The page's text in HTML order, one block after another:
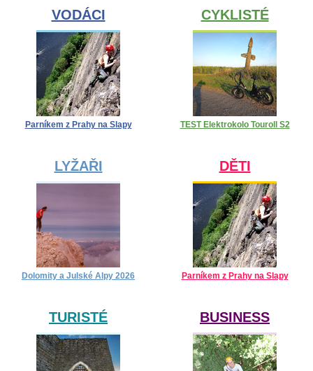
VODÁCI
Parníkem z Prahy na Slapy
CYKLISTÉ
TEST Elektrokolo Touroll S2
LYŽAŘI
Dolomity a Julské Alpy 2026
DĚTI
Parníkem z Prahy na Slapy
TURISTÉ BUSINESS